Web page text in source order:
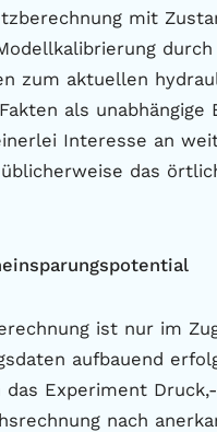
mit
zum aktuellen
als unabhängige
Interesse an
das
ist nur im
aufbauend
das Experiment
nach